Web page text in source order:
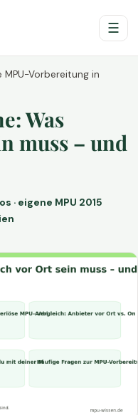
☰
MPU-Vorbereitung in
Was
muss – und
· eigene MPU 2015